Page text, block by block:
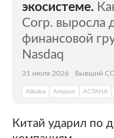
экосистеме.
Corp. выросла
финансовой
Nasdaq
31 июля 2026 Бывший
Alibaba Amazon АСТАНА
Китай ударил по